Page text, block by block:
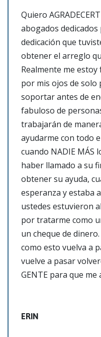
Quiero
abogados
dedicación que
obtener el arreglo
Realmente me
por mis ojos de solo
soportar antes de
fabuloso de
trabajarán de
ayudarme con todo
cuando NADIE MÁS
haber llamado a su
obtener su ayuda,
esperanza y estaba
ustedes estuvieron
por tratarme como
un cheque de
como esto vuelva a
vuelve a pasar
GENTE para que me
ERIN